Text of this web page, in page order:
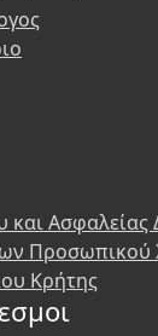
και
Προσωπικού
Κρήτης